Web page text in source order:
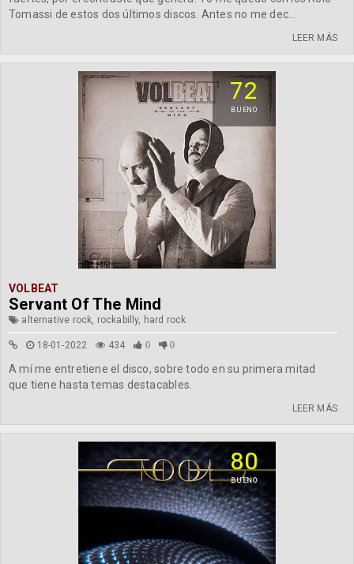
Tomassi de estos dos últimos discos. Antes no me dec...
LEER MÁS
72
BUENO
VOLBEAT
Servant Of The Mind
alternative rock, rockabilly, hard rock
18-01-2022 434 0 0
A mí me entretiene el disco, sobre todo en su primera mitad
que tiene hasta temas destacables.
LEER MÁS
80
BUENO